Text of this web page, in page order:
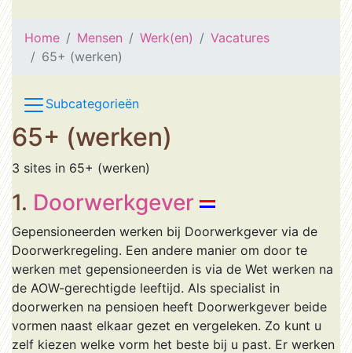
Home Mensen Werk(en)
Vacatures
65+ (werken)
Subcategorieën
65+ (werken)
3 sites in 65+ (werken)
1. Doorwerkgever
Gepensioneerden werken bij Doorwerkgever via de
Doorwerkregeling. Een andere manier om door te
werken met gepensioneerden is via de Wet werken na
de AOW-gerechtigde leeftijd. Als specialist in
doorwerken na pensioen heeft Doorwerkgever beide
vormen naast elkaar gezet en vergeleken. Zo kunt u
zelf kiezen welke vorm het beste bij u past. Er werken